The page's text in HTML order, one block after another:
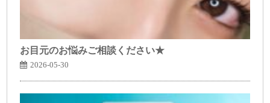
お目元のお悩みご相談ください★
2026-05-30